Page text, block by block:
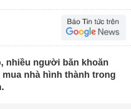
nhiều người băn khoăn
nhà hình thành trong